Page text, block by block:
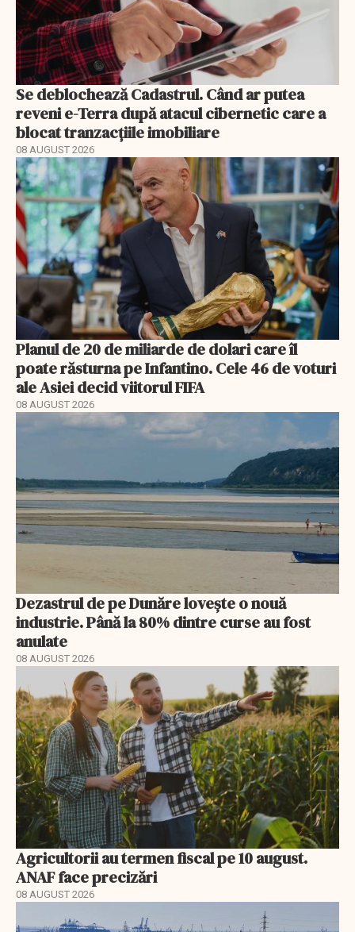
Se deblochează Cadastrul. Când ar putea
reveni e-Terra după atacul cibernetic care a
blocat tranzacțiile imobiliare
08 AUGUST 2026
Planul de 20 de miliarde de dolari care îl
poate răsturna pe Infantino. Cele 46 de voturi
ale Asiei decid viitorul FIFA
08 AUGUST 2026
Dezastrul de pe Dunăre lovește o nouă
industrie. Până la 80% dintre curse au fost
anulate
08 AUGUST 2026
Agricultorii au termen fiscal pe 10 august.
ANAF face precizări
08 AUGUST 2026